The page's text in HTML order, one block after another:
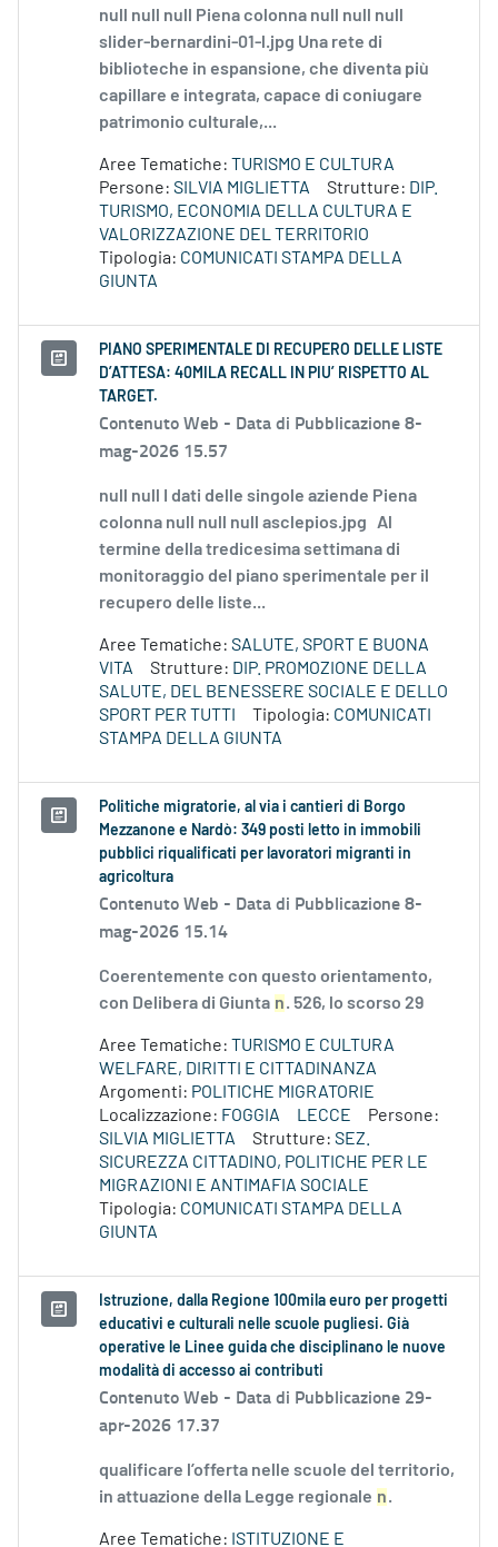
null null null Piena colonna null null null
slider-bernardini-01-l.jpg Una rete di
biblioteche in espansione, che diventa più
capillare e integrata, capace di coniugare
patrimonio culturale,...
Aree Tematiche: TURISMO E CULTURA
Persone: SILVIA MIGLIETTA Strutture: DIP.
TURISMO, ECONOMIA DELLA CULTURA E
VALORIZZAZIONE DEL TERRITORIO
Tipologia: COMUNICATI STAMPA DELLA
GIUNTA
PIANO SPERIMENTALE DI RECUPERO DELLE LISTE
D’ATTESA: 40MILA RECALL IN PIU’ RISPETTO AL
TARGET.
Contenuto Web - Data di Pubblicazione 8-
mag-2026 15.57
null null I dati delle singole aziende Piena
colonna null null null asclepios.jpg Al
termine della tredicesima settimana di
monitoraggio del piano sperimentale per il
recupero delle liste...
Aree Tematiche: SALUTE, SPORT E BUONA
VITA
Strutture: DIP. PROMOZIONE DELLA
SALUTE, DEL BENESSERE SOCIALE E DELLO
SPORT PER TUTTI
Tipologia: COMUNICATI
STAMPA DELLA GIUNTA
Politiche migratorie, al via i cantieri di Borgo
Mezzanone e Nardò: 349 posti letto in immobili
pubblici riqualificati per lavoratori migranti in
agricoltura
Contenuto Web - Data di Pubblicazione 8-
mag-2026 15.14
Coerentemente con questo orientamento,
con Delibera di Giunta n. 526, lo scorso 29
Aree Tematiche: TURISMO E CULTURA
WELFARE, DIRITTI E CITTADINANZA
Argomenti: POLITICHE MIGRATORIE
Localizzazione: FOGGIA LECCE
Persone:
SILVIA MIGLIETTA
Strutture: SEZ.
SICUREZZA CITTADINO, POLITICHE PER LE
MIGRAZIONI E ANTIMAFIA SOCIALE
Tipologia: COMUNICATI STAMPA DELLA
GIUNTA
Istruzione, dalla Regione 100mila euro per progetti
educativi e culturali nelle scuole pugliesi. Già
operative le Linee guida che disciplinano le nuove
modalità di accesso ai contributi
Contenuto Web - Data di Pubblicazione 29-
apr-2026 17.37
qualificare l’offerta nelle scuole del territorio,
in attuazione della Legge regionale n.
Aree Tematiche: ISTITUZIONE E